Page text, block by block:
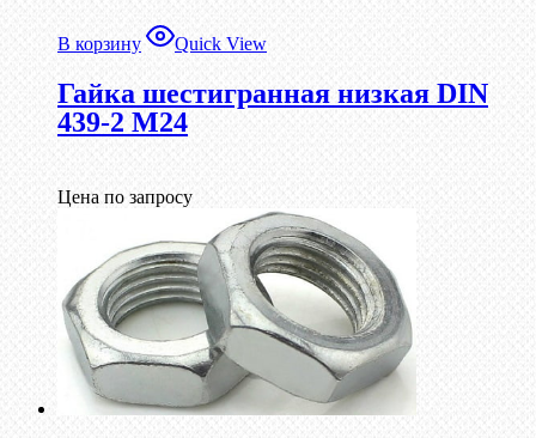
В корзину Quick View
Гайка шестигранная низкая DIN
439-2 М24
Цена по запросу